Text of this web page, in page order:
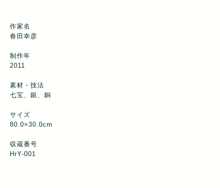
作家名
春田幸彦
制作年
2011
素材・技法
七宝、銀、銅
サイズ
80.0×30.0cm
収蔵番号
HrY-001